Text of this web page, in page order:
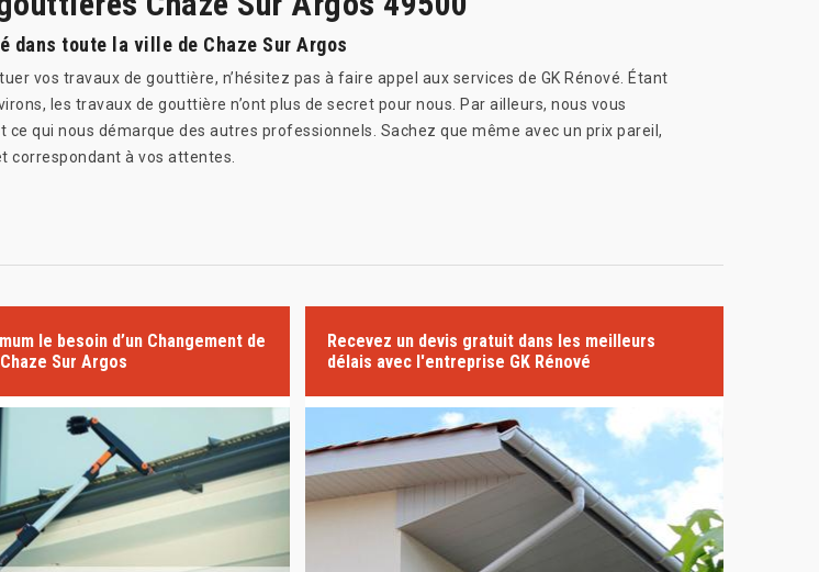
dans toute la ville de Chaze Sur Argos
vos travaux de gouttière, n’hésitez pas à faire appel aux services de GK Rénové. Étant
les travaux de gouttière n’ont plus de secret pour nous. Par ailleurs, nous vous
qui nous démarque des autres professionnels. Sachez que même avec un prix pareil,
correspondant à vos attentes.
le besoin d’un Changement de
Sur Argos
Recevez un devis gratuit dans les meilleurs
délais avec l'entreprise GK Rénové